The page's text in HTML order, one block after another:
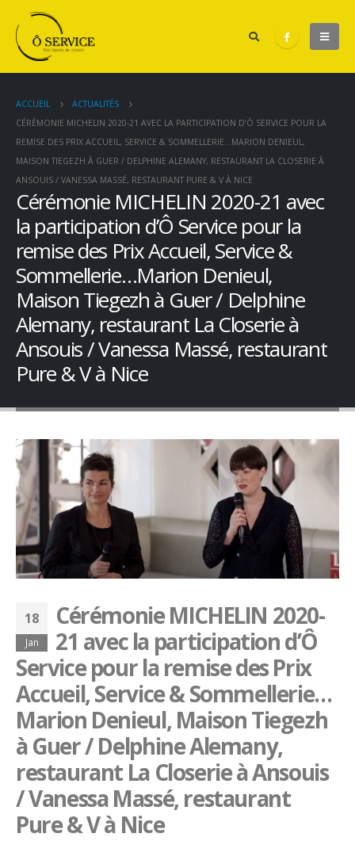
ACCUEIL
ACTUALITÉS
CÉRÉMONIE MICHELIN 2020-21 AVEC LA PARTICIPATION D’Ô SERVICE POUR LA
REMISE DES PRIX ACCUEIL, SERVICE & SOMMELLERIE…MARION DENIEUL,
MAISON TIEGEZH À GUER / DELPHINE ALEMANY, RESTAURANT LA CLOSERIE À
ANSOUIS / VANESSA MASSÉ, RESTAURANT PURE & V À NICE
Cérémonie MICHELIN 2020-21 avec
la participation d’Ô Service pour la
remise des Prix Accueil, Service &
Sommellerie…Marion Denieul,
Maison Tiegezh à Guer / Delphine
Alemany, restaurant La Closerie à
Ansouis / Vanessa Massé, restaurant
Pure & V à Nice
18
Jan
Cérémonie MICHELIN 2020-
21 avec la participation d’Ô
Service pour la remise des Prix
Accueil, Service & Sommellerie…
Marion Denieul, Maison Tiegezh
à Guer / Delphine Alemany,
restaurant La Closerie à Ansouis
/ Vanessa Massé, restaurant
Pure & V à Nice